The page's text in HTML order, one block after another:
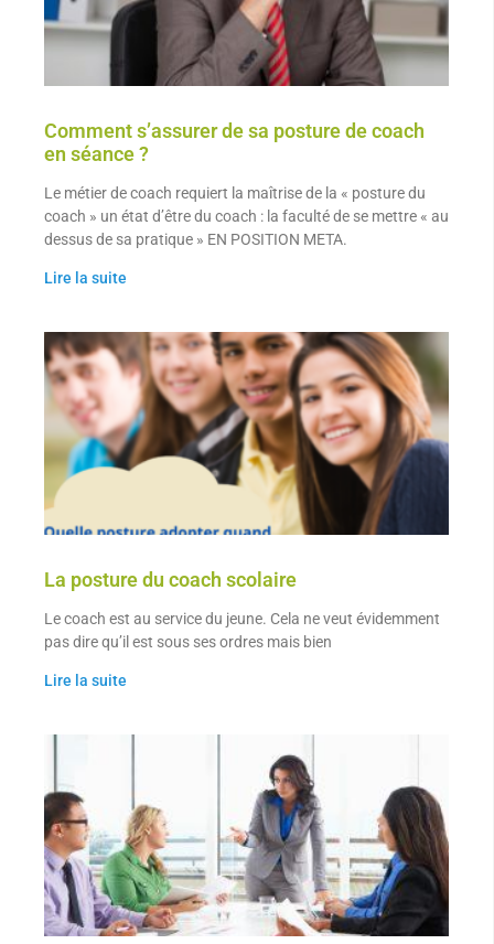
Comment s’assurer de sa posture de coach
en séance ?
Le métier de coach requiert la maîtrise de la « posture du
coach » un état d’être du coach : la faculté de se mettre « au
dessus de sa pratique » EN POSITION META.
Lire la suite
La posture du coach scolaire
Le coach est au service du jeune. Cela ne veut évidemment
pas dire qu’il est sous ses ordres mais bien
Lire la suite